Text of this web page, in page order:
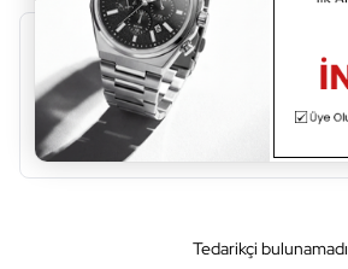
Alfabetik Sıralama
A B C F
Tedarikçi bulunamadı